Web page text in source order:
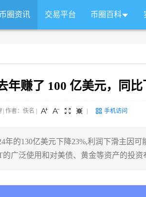
币圈资讯 交易平台 币圈百科
年赚了 100 亿美元，同比
| 作者：佚名 手机访问
年的130亿美元下降23%,利润下滑主因
广泛使用和对美债、黄金等资产的投资